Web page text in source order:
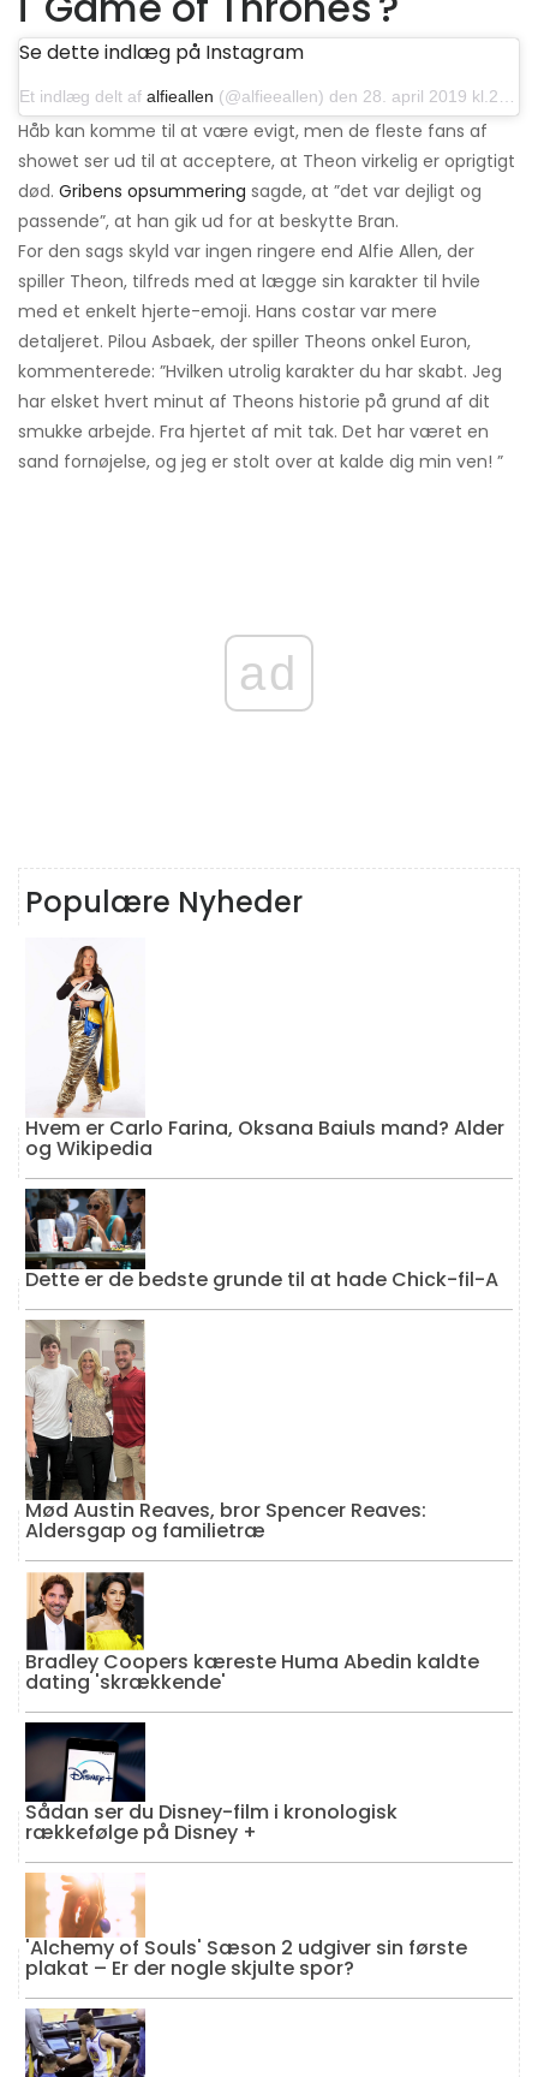
Se dette indlæg på Instagram
Et indlæg delt af alfieallen (@alfieeallen) den 28. april 2019 kl.20: 11 PDT
Håb kan komme til at være evigt, men de fleste fans af
showet ser ud til at acceptere, at Theon virkelig er oprigtigt
død. Gribens opsummering sagde, at ”det var dejligt og
passende”, at han gik ud for at beskytte Bran.
For den sags skyld var ingen ringere end Alfie Allen, der
spiller Theon, tilfreds med at lægge sin karakter til hvile
med et enkelt hjerte-emoji. Hans costar var mere
detaljeret. Pilou Asbaek, der spiller Theons onkel Euron,
kommenterede: ”Hvilken utrolig karakter du har skabt. Jeg
har elsket hvert minut af Theons historie på grund af dit
smukke arbejde. Fra hjertet af mit tak. Det har været en
sand fornøjelse, og jeg er stolt over at kalde dig min ven! ”
ad
Populære Nyheder
Hvem er Carlo Farina, Oksana Baiuls mand? Alder
og Wikipedia
Dette er de bedste grunde til at hade Chick-fil-A
Mød Austin Reaves, bror Spencer Reaves:
Aldersgap og familietræ
Bradley Coopers kæreste Huma Abedin kaldte
dating 'skrækkende'
Sådan ser du Disney-film i kronologisk
rækkefølge på Disney +
'Alchemy of Souls' Sæson 2 udgiver sin første
plakat – Er der nogle skjulte spor?